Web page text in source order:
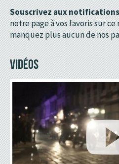
Souscrivez aux
notre page à vos favoris sur
manquez plus aucun de nos
VIDÉOS